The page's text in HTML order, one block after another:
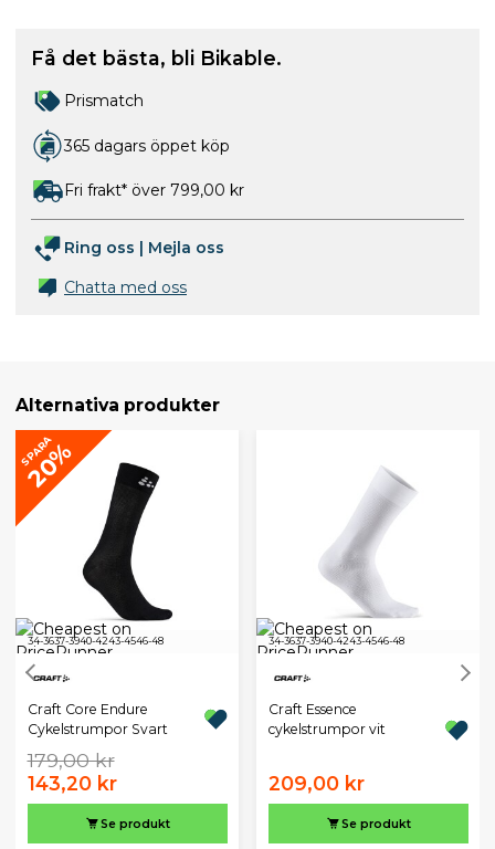
Få det bästa, bli Bikable.
Prismatch
365 dagars öppet köp
Fri frakt* över 799,00 kr
Ring oss | Mejla oss
Chatta med oss
Alternativa produkter
SPARA
20%
34-3637-3940-4243-4546-48
Craft Core Endure
Cykelstrumpor Svart
179,00 kr
143,20 kr
Se produkt
34-3637-3940-4243-4546-48
Craft Essence
cykelstrumpor vit
209,00 kr
Se produkt